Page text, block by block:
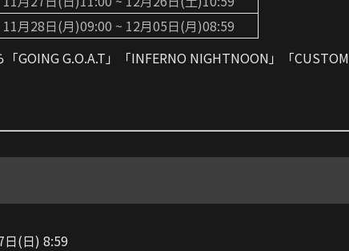
11月28日(月)09:00 ~ 12月05日(月)08:59
GOING G.O.A.T」「INFERNO NIGHTNOON」「CUSTOM
日(日) 8:59